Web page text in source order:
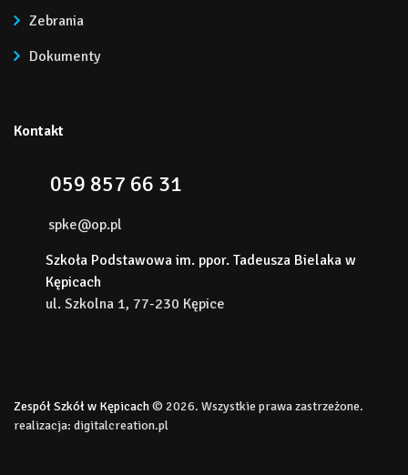
Zebrania
Dokumenty
Kontakt
059 857 66 31
spke@op.pl
Szkoła Podstawowa im. ppor. Tadeusza Bielaka w
Kępicach
ul. Szkolna 1, 77-230 Kępice
Zespół Szkół w Kępicach© 2026. Wszystkie prawa zastrzeżone.
realizacja: digitalcreation.pl